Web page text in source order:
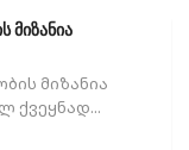
მიზანია
მიზანია
ქვეყნად...